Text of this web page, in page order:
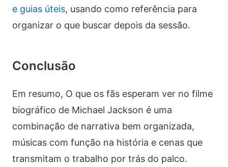
e guias úteis, usando como referência para
organizar o que buscar depois da sessão.
Conclusão
Em resumo, O que os fãs esperam ver no filme
biográfico de Michael Jackson é uma
combinação de narrativa bem organizada,
músicas com função na história e cenas que
transmitam o trabalho por trás do palco.